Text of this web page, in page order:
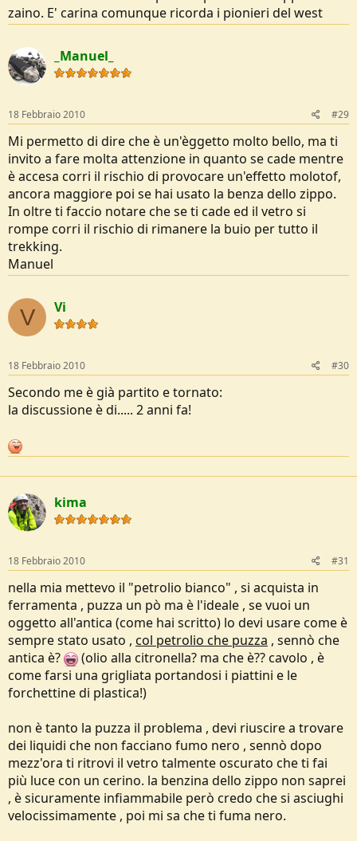
zaino. E' carina comunque ricorda i pionieri del west
_Manuel_
18 Febbraio 2010 #29
Mi permetto di dire che è un'èggetto molto bello, ma ti
invito a fare molta attenzione in quanto se cade mentre
è accesa corri il rischio di provocare un'effetto molotof,
ancora maggiore poi se hai usato la benza dello zippo.
In oltre ti faccio notare che se ti cade ed il vetro si
rompe corri il rischio di rimanere la buio per tutto il
trekking.
Manuel
V Vi
18 Febbraio 2010 #30
Secondo me è già partito e tornato:
la discussione è di..... 2 anni fa!
kima
18 Febbraio 2010 #31
nella mia mettevo il "petrolio bianco" , si acquista in
ferramenta , puzza un pò ma è l'ideale , se vuoi un
oggetto all'antica (come hai scritto) lo devi usare come è
sempre stato usato , col petrolio che puzza , sennò che
antica è?
(olio alla citronella? ma che è?? cavolo , è
come farsi una grigliata portandosi i piattini e le
forchettine di plastica!)
non è tanto la puzza il problema , devi riuscire a trovare
dei liquidi che non facciano fumo nero , sennò dopo
mezz'ora ti ritrovi il vetro talmente oscurato che ti fai
più luce con un cerino. la benzina dello zippo non saprei
, è sicuramente infiammabile però credo che si asciughi
velocissimamente , poi mi sa che ti fuma nero.